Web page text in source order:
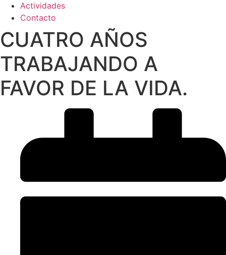
Actividades
Contacto
CUATRO AÑOS
TRABAJANDO A
FAVOR DE LA VIDA.